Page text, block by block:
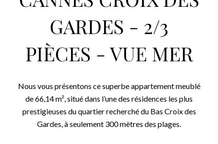
GARDES - 2/3
PIÈCES - VUE MER
Nous vous présentons ce superbe appartement meublé
de 66,14 m², situé dans l’une des résidences les plus
prestigieuses du quartier recherché du Bas Croix des
Gardes, à seulement 300 mètres des plages.